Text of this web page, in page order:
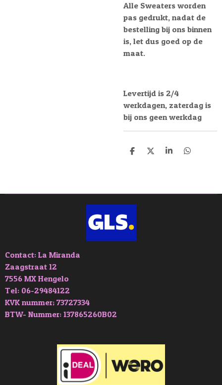
Alle Sweaters worden
pas gedrukt, nadat de
bestelling bij ons binnen
is, let dus goed op de
maat.
Levertijd is 2/4
werkdagen, zaterdag is
bij ons geen werkdag
D
D
S
D
Contact: La Miranda
Zaagstraat 12
7556 MX Hengelo
Tel: 06-29484122
KVK nummer; 73727334
BTW- Nummer: 137865260B02